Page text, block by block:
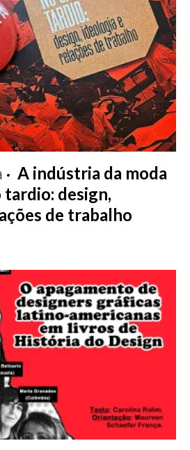
A indústria da moda
design,
de trabalho